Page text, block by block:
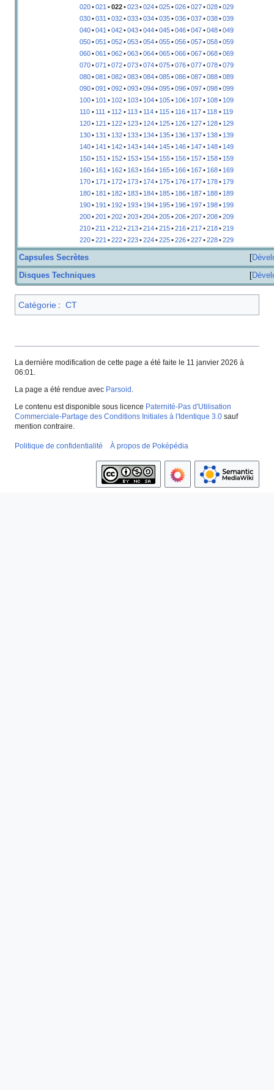
020•021 •022•023•024•025•026•027•028•029
030•031 •032•033•034•035•036•037•038•039
040•041 •042•043•044•045•046•047•048•049
050•051 •052•053•054•055•056•057•058•059
060•061 •062•063•064•065•066•067•068•069
070•071 •072•073•074•075•076•077•078•079
080•081 •082•083•084•085•086•087•088•089
090•091 •092•093•094•095•096•097•098•099
100• 101 • 102• 103• 104• 105• 106• 107• 108• 109
110 • 111 • 112 • 113 • 114 • 115 • 116 • 117 • 118 • 119
120• 121 • 122• 123• 124• 125• 126• 127• 128• 129
130• 131 • 132• 133• 134• 135• 136• 137• 138• 139
140• 141 • 142• 143• 144• 145• 146• 147• 148• 149
150• 151 • 152• 153• 154• 155• 156• 157• 158• 159
160• 161 • 162• 163• 164• 165• 166• 167• 168• 169
170• 171 • 172• 173• 174• 175• 176• 177• 178• 179
180• 181 • 182• 183• 184• 185• 186• 187• 188• 189
190• 191 • 192• 193• 194• 195• 196• 197• 198• 199
200•201 •202•203•204•205•206•207•208•209
210•211 •212•213•214•215•216•217•218•219
220•221 •222•223•224•225•226•227•228•229
Capsules Secrètes
Disques Techniques
Catégorie : CT
La dernière modification de cette page a été faite le 11 janvier 2026 à
06:01.
La page a été rendue avec Parsoid .
Le contenu est disponible sous licence Paternité-Pas d'Utilisation
Commerciale-Partage des Conditions Initiales à l'Identique 3.0 sauf
mention contraire.
Politique de confidentialité À propos de Poképédia